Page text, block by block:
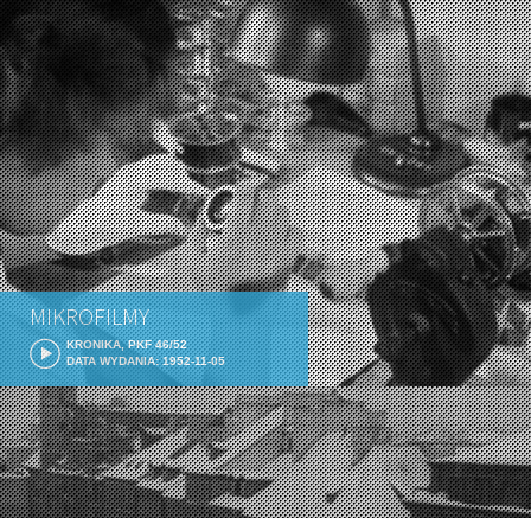
MIKROFILMY
KRONIKA, PKF 46/52
DATA WYDANIA: 1952-11-05